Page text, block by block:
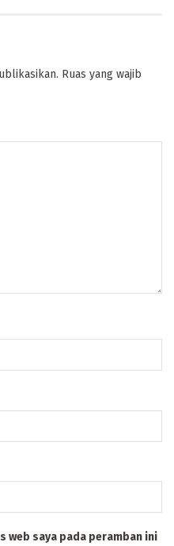
Ruas yang wajib
web saya pada peramban ini